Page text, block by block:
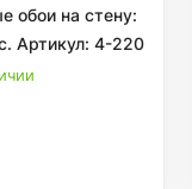
обои на стену:
Артикул: 4-220